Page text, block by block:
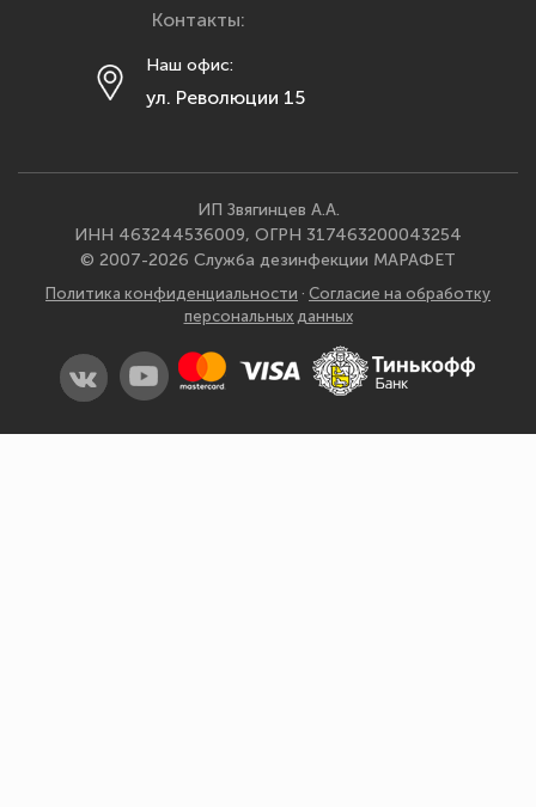
Новосибирск
Омск
Пенза
Ростов-на-Дону
Рязань
Санкт-Петербург
Саранск
Саратов
Контакты:
Наш офис:
ул. Революции 15
ИП Звягинцев А.А.
ИНН 463244536009, ОГРН 317463200043254
© 2007-2026 Служба дезинфекции МАРАФЕТ
Политика конфиденциальности · Согласие на обработку
персональных данных